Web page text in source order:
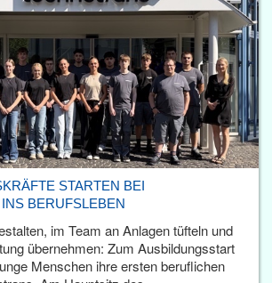
STARTEN BEI
BERUFSLEBEN
im Team an Anlagen tüfteln und
übernehmen: Zum Ausbildungsstart
Menschen ihre ersten beruflichen